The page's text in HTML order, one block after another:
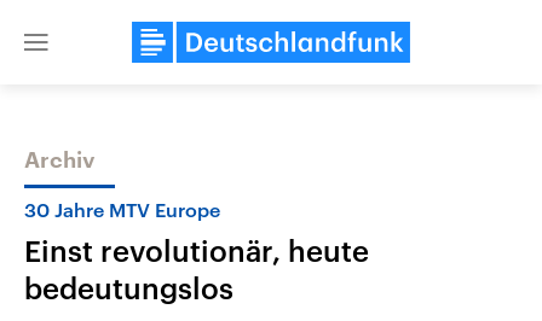
Close
Themen
Archiv
30 Jahre MTV Europe
Einst revolutionär, heute
bedeutungslos